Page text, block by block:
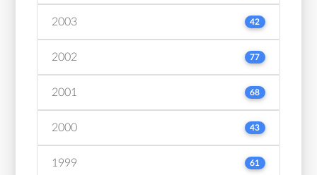
2003 42
2002 77
2001 68
2000 43
1999 61